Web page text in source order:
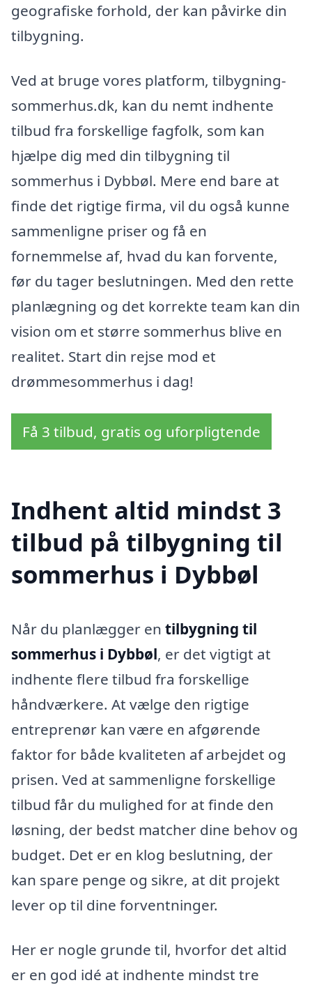
geografiske forhold, der kan påvirke din
tilbygning.
Ved at bruge vores platform, tilbygning-
sommerhus.dk, kan du nemt indhente
tilbud fra forskellige fagfolk, som kan
hjælpe dig med din tilbygning til
sommerhus i Dybbøl. Mere end bare at
finde det rigtige firma, vil du også kunne
sammenligne priser og få en
fornemmelse af, hvad du kan forvente,
før du tager beslutningen. Med den rette
planlægning og det korrekte team kan din
vision om et større sommerhus blive en
realitet. Start din rejse mod et
drømmesommerhus i dag!
Få 3 tilbud, gratis og uforpligtende
Indhent altid mindst 3
tilbud på tilbygning til
sommerhus i Dybbøl
Når du planlægger en tilbygning til
sommerhus i Dybbøl, er det vigtigt at
indhente flere tilbud fra forskellige
håndværkere. At vælge den rigtige
entreprenør kan være en afgørende
faktor for både kvaliteten af arbejdet og
prisen. Ved at sammenligne forskellige
tilbud får du mulighed for at finde den
løsning, der bedst matcher dine behov og
budget. Det er en klog beslutning, der
kan spare penge og sikre, at dit projekt
lever op til dine forventninger.
Her er nogle grunde til, hvorfor det altid
er en god idé at indhente mindst tre